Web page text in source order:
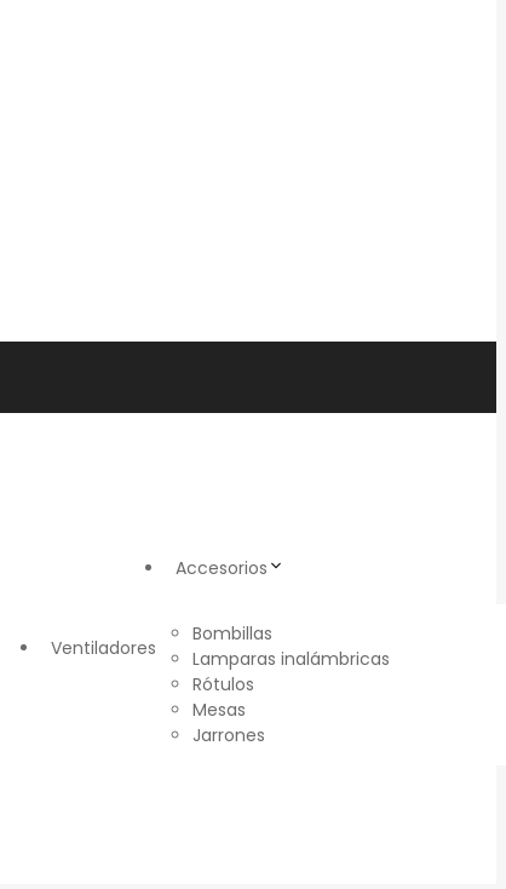
Ventiladores
Accesorios
Bombillas
Lamparas inalámbricas
Rótulos
Mesas
Jarrones